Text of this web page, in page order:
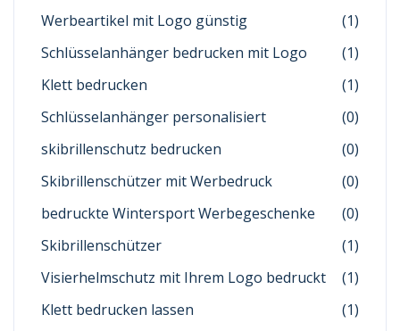
Werbeartikel mit Logo günstig
(1)
Schlüsselanhänger bedrucken mit Logo
(1)
Klett bedrucken
(1)
Schlüsselanhänger personalisiert
(0)
skibrillenschutz bedrucken
(0)
Skibrillenschützer mit Werbedruck
(0)
bedruckte Wintersport Werbegeschenke
(0)
Skibrillenschützer
(1)
Visierhelmschutz mit Ihrem Logo bedruckt
(1)
Klett bedrucken lassen
(1)